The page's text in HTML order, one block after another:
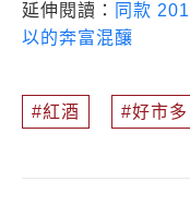
延伸閱讀：
同款
以的奔富混釀
紅酒 好市多